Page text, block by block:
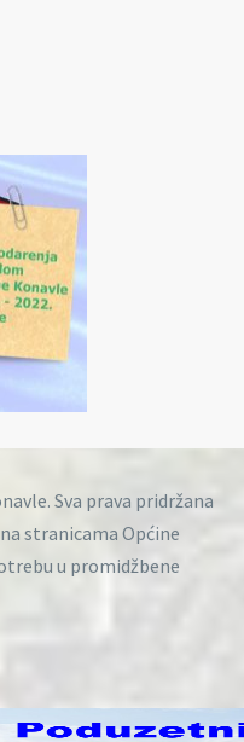
Sva prava pridržana
stranicama Općine
u promidžbene